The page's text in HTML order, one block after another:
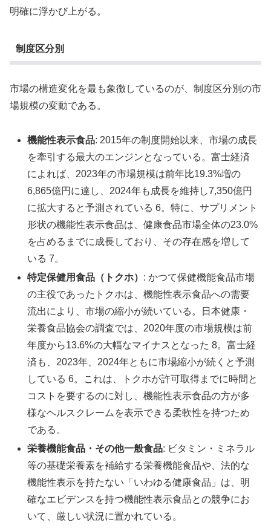
明確に浮かび上がる。
制度区分別
市場の構造変化を最も象徴しているのが、制度区分別の市
場規模の変動である。
機能性表示食品: 2015年の制度開始以来、市場の成長
を牽引する最大のエンジンとなっている。富士経済
によれば、2023年の市場規模は前年比19.3%増の
6,865億円に達し、2024年も成長を維持し7,350億円
に拡大すると予測されている 6。特に、サプリメント
形状の機能性表示食品は、健康食品市場全体の23.0%
を占めるまでに成長しており、その存在感を増して
いる 7。
特定保健用食品（トクホ） : かつて保健機能食品市場
の主役であったトクホは、機能性表示食品への需要
流出により、市場の縮小が続いている。日本健康・
栄養食品協会の調査では、2020年度の市場規模は前
年度から13.6%の大幅なマイナスとなった 8。富士経
済も、2023年、2024年ともに市場縮小が続くと予測
している 6。これは、トクホが許可取得までに時間と
コストを要するのに対し、機能性表示食品の方が多
様なヘルスクレームを表示できる柔軟性を持つため
である。
栄養機能食品・その他一般食品: ビタミン・ミネラル
等の基礎栄養素を補給する栄養機能食品や、法的な
機能性表示を持たない「いわゆる健康食品」は、明
確なエビデンスを持つ機能性表示食品との競争にお
いて、厳しい状況に置かれている。